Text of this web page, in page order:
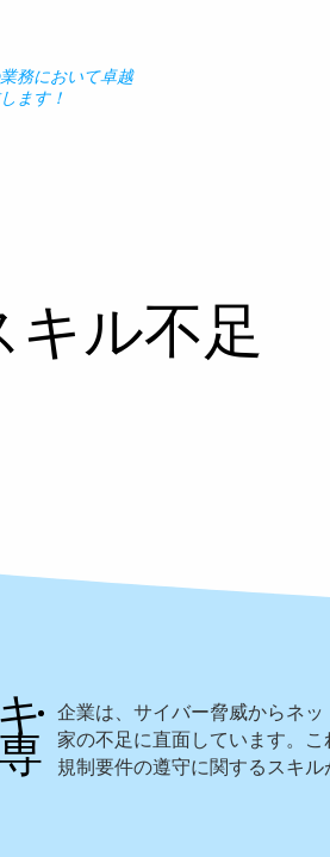
務において卓越
ます！
キル不足
企業は、サイバー脅威からネ
家の不足に直面しています。こ
規制要件の遵守に関するスキル